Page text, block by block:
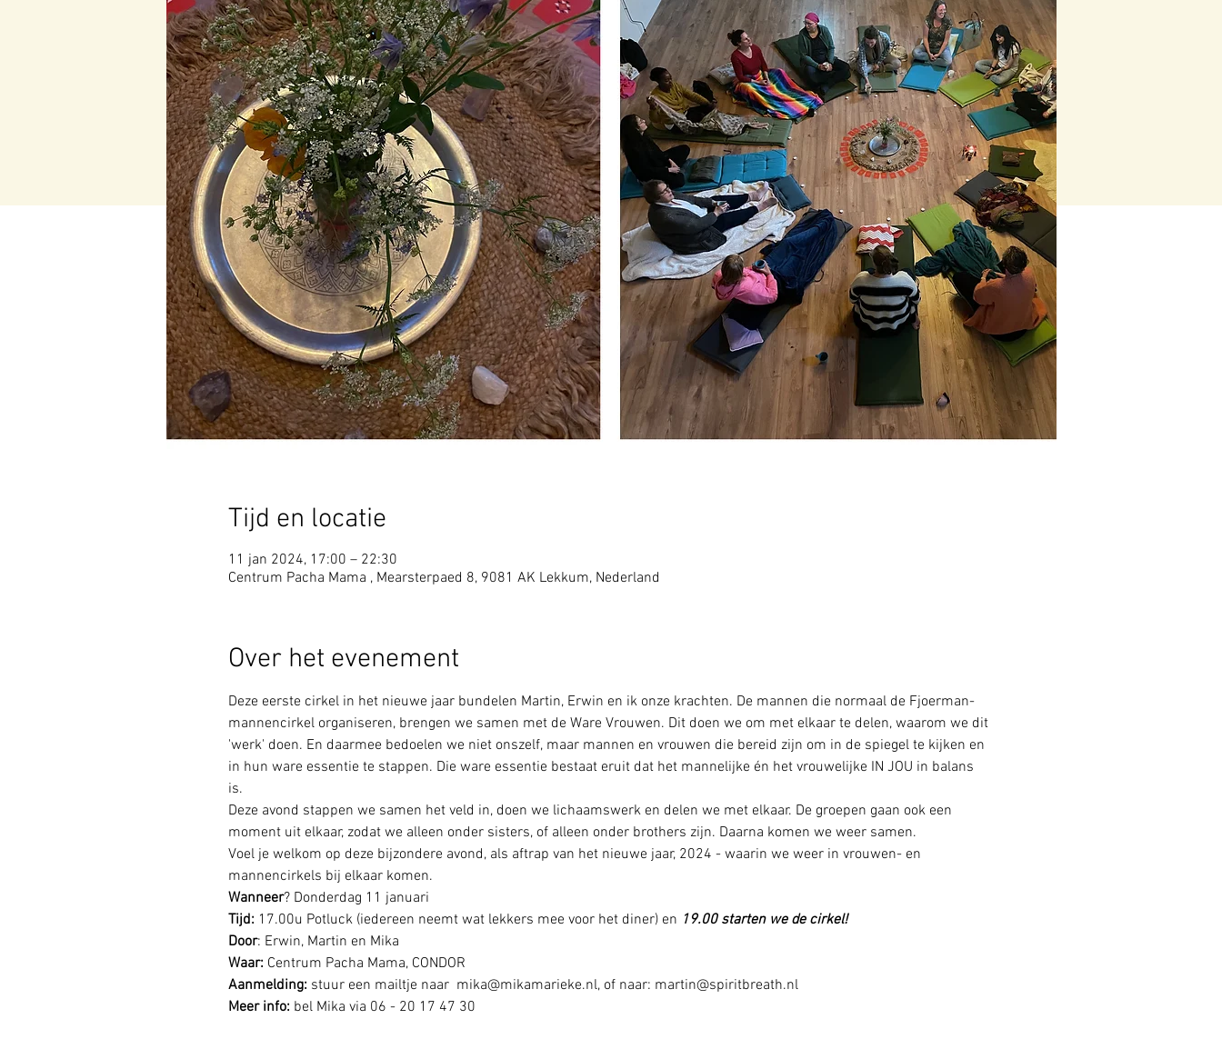
Tijd en locatie
11 jan 2024, 17:00 – 22:30
Centrum Pacha Mama , Mearsterpaed 8, 9081 AK Lekkum, Nederland
Over het evenement
Deze eerste cirkel in het nieuwe jaar bundelen Martin, Erwin en ik onze krachten. De mannen die normaal de Fjoerman-
mannencirkel organiseren, brengen we samen met de Ware Vrouwen. Dit doen we om met elkaar te delen, waarom we dit
'werk' doen. En daarmee bedoelen we niet onszelf, maar mannen en vrouwen die bereid zijn om in de spiegel te kijken en
in hun ware essentie te stappen. Die ware essentie bestaat eruit dat het mannelijke én het vrouwelijke IN JOU in balans
is.
Deze avond stappen we samen het veld in, doen we lichaamswerk en delen we met elkaar. De groepen gaan ook een
moment uit elkaar, zodat we alleen onder sisters, of alleen onder brothers zijn. Daarna komen we weer samen.
Voel je welkom op deze bijzondere avond, als aftrap van het nieuwe jaar, 2024 - waarin we weer in vrouwen- en
mannencirkels bij elkaar komen.
Wanneer? Donderdag 11 januari
Tijd: 17.00u Potluck (iedereen neemt wat lekkers mee voor het diner) en 19.00 starten we de cirkel!
Door: Erwin, Martin en Mika
Waar: Centrum Pacha Mama, CONDOR
Aanmelding: stuur een mailtje naar  mika@mikamarieke.nl, of naar: martin@spiritbreath.nl
Meer info: bel Mika via 06 - 20 17 47 30